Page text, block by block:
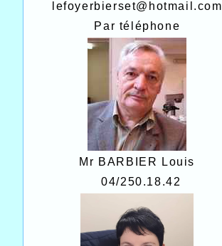
lefoyerbierset@hotmail.com
Par téléphone
Mr BARBIER Louis
04/250.18.42